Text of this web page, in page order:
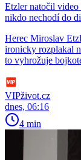
Etzler natočil video
nikdo nechodí do
Herec Miroslav
ironicky rozplakal
to vyhrožuje
VIPživot.cz
dnes, 06:16
4 min